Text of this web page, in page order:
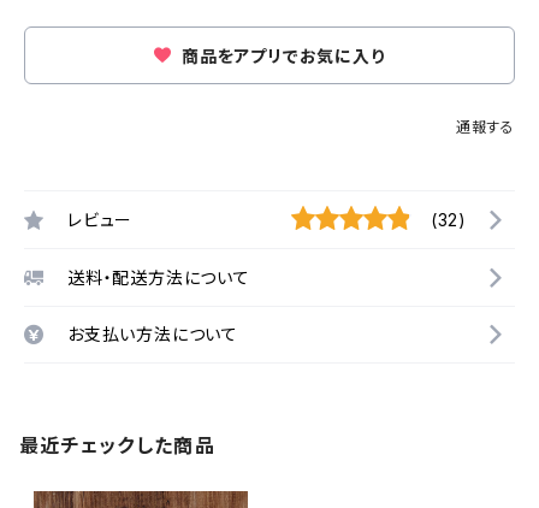
商品をアプリでお気に入り
通報する
レビュー (32)
送料・配送方法について
お支払い方法について
最近チェックした商品